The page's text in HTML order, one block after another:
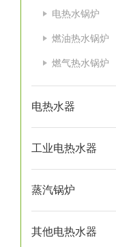
电热水锅炉
燃油热水锅炉
燃气热水锅炉
电热水器
工业电热水器
蒸汽锅炉
其他电热水器